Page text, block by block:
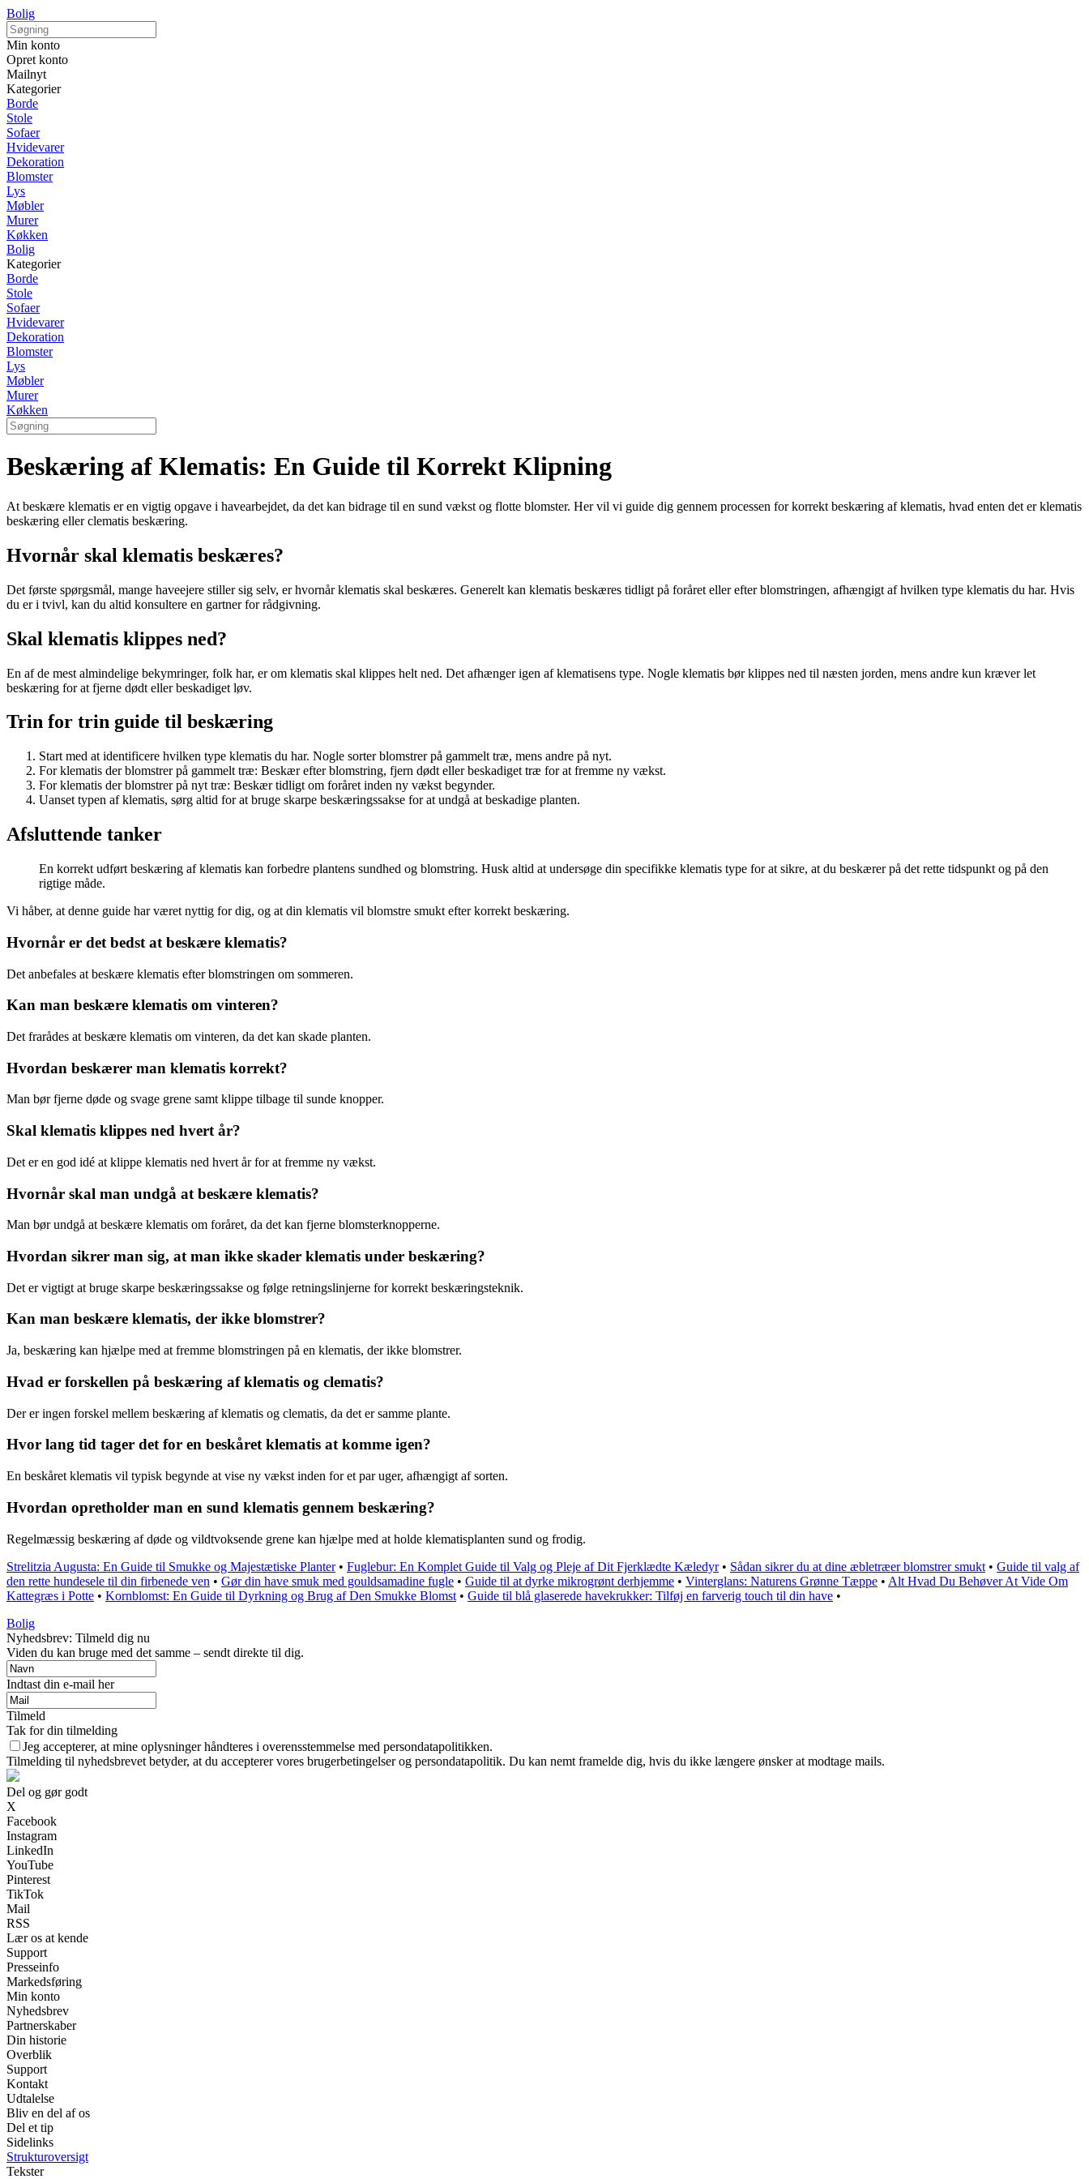
Bolig
Min konto
Opret konto
Mailnyt
Kategorier
Borde
Stole
Sofaer
Hvidevarer
Dekoration
Blomster
Lys
Møbler
Murer
Køkken
Bolig
Kategorier
Borde
Stole
Sofaer
Hvidevarer
Dekoration
Blomster
Lys
Møbler
Murer
Køkken
Beskæring af Klematis: En Guide til Korrekt Klipning
At beskære klematis er en vigtig opgave i havearbejdet, da det kan bidrage til en sund vækst og flotte blomster. Her vil vi guide dig gennem processen for korrekt beskæring af klematis, hvad enten det er klematis
beskæring eller clematis beskæring.
Hvornår skal klematis beskæres?
Det første spørgsmål, mange haveejere stiller sig selv, er hvornår klematis skal beskæres. Generelt kan klematis beskæres tidligt på foråret eller efter blomstringen, afhængigt af hvilken type klematis du har. Hvis
du er i tvivl, kan du altid konsultere en gartner for rådgivning.
Skal klematis klippes ned?
En af de mest almindelige bekymringer, folk har, er om klematis skal klippes helt ned. Det afhænger igen af klematisens type. Nogle klematis bør klippes ned til næsten jorden, mens andre kun kræver let
beskæring for at fjerne dødt eller beskadiget løv.
Trin for trin guide til beskæring
Start med at identificere hvilken type klematis du har. Nogle sorter blomstrer på gammelt træ, mens andre på nyt.
For klematis der blomstrer på gammelt træ: Beskær efter blomstring, fjern dødt eller beskadiget træ for at fremme ny vækst.
For klematis der blomstrer på nyt træ: Beskær tidligt om foråret inden ny vækst begynder.
Uanset typen af klematis, sørg altid for at bruge skarpe beskæringssakse for at undgå at beskadige planten.
Afsluttende tanker
En korrekt udført beskæring af klematis kan forbedre plantens sundhed og blomstring. Husk altid at undersøge din specifikke klematis type for at sikre, at du beskærer på det rette tidspunkt og på den
rigtige måde.
Vi håber, at denne guide har været nyttig for dig, og at din klematis vil blomstre smukt efter korrekt beskæring.
Hvornår er det bedst at beskære klematis?
Det anbefales at beskære klematis efter blomstringen om sommeren.
Kan man beskære klematis om vinteren?
Det frarådes at beskære klematis om vinteren, da det kan skade planten.
Hvordan beskærer man klematis korrekt?
Man bør fjerne døde og svage grene samt klippe tilbage til sunde knopper.
Skal klematis klippes ned hvert år?
Det er en god idé at klippe klematis ned hvert år for at fremme ny vækst.
Hvornår skal man undgå at beskære klematis?
Man bør undgå at beskære klematis om foråret, da det kan fjerne blomsterknopperne.
Hvordan sikrer man sig, at man ikke skader klematis under beskæring?
Det er vigtigt at bruge skarpe beskæringssakse og følge retningslinjerne for korrekt beskæringsteknik.
Kan man beskære klematis, der ikke blomstrer?
Ja, beskæring kan hjælpe med at fremme blomstringen på en klematis, der ikke blomstrer.
Hvad er forskellen på beskæring af klematis og clematis?
Der er ingen forskel mellem beskæring af klematis og clematis, da det er samme plante.
Hvor lang tid tager det for en beskåret klematis at komme igen?
En beskåret klematis vil typisk begynde at vise ny vækst inden for et par uger, afhængigt af sorten.
Hvordan opretholder man en sund klematis gennem beskæring?
Regelmæssig beskæring af døde og vildtvoksende grene kan hjælpe med at holde klematisplanten sund og frodig.
Strelitzia Augusta: En Guide til Smukke og Majestætiske Planter• Fuglebur: En Komplet Guide til Valg og Pleje af Dit Fjerklædte Kæledyr• Sådan sikrer du at dine æbletræer blomstrer smukt • Guide til valg af
den rette hundesele til din firbenede ven • Gør din have smuk med gouldsamadine fugle • Guide til at dyrke mikrogrønt derhjemme • Vinterglans: Naturens Grønne Tæppe • Alt Hvad Du Behøver At Vide Om
Kattegræs i Potte • Kornblomst: En Guide til Dyrkning og Brug af Den Smukke Blomst • Guide til blå glaserede havekrukker: Tilføj en farverig touch til din have •
Bolig
Nyhedsbrev: Tilmeld dig nu
Viden du kan bruge med det samme – sendt direkte til dig.
Indtast din e-mail her
Tilmeld
Tak for din tilmelding
Jeg accepterer, at mine oplysninger håndteres i overensstemmelse med persondatapolitikken.
Tilmelding til nyhedsbrevet betyder, at du accepterer vores brugerbetingelser og persondatapolitik. Du kan nemt framelde dig, hvis du ikke længere ønsker at modtage mails.
Del og gør godt
X
Facebook
Instagram
LinkedIn
YouTube
Pinterest
TikTok
Mail
RSS
Lær os at kende
Support
Presseinfo
Markedsføring
Min konto
Nyhedsbrev
Partnerskaber
Din historie
Overblik
Support
Kontakt
Udtalelse
Bliv en del af os
Del et tip
Sidelinks
Strukturoversigt
Tekster